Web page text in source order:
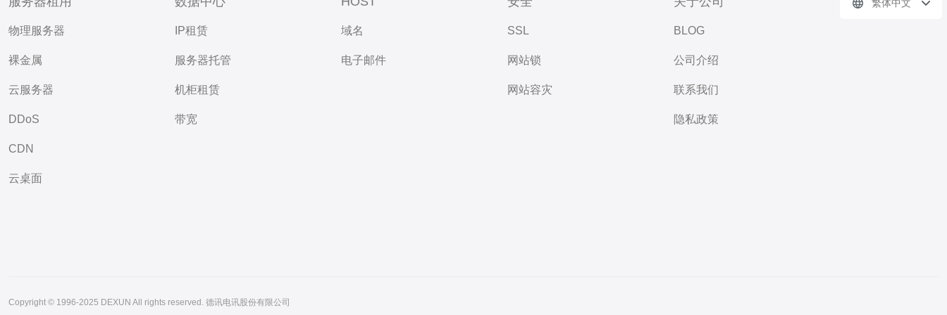
物理服务器
裸金属
云服务器
DDoS
CDN
云桌面
IP租赁
服务器托管
机柜租赁
带宽
域名
电子邮件
SSL
网站锁
网站容灾
BLOG
公司介绍
联系我们
隐私政策
繁体中文
Copyright © 1996-2025 DEXUN All rights reserved. 德讯电讯股份有限公司